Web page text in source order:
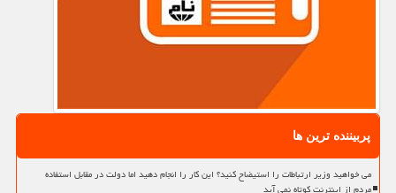
پربیننده ترین ها
می خواهید وزیر ارتباطات را استیضاح کنید؟ این کار را انجام دهید اما دولت در مقابل استفاده